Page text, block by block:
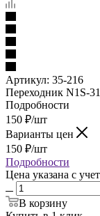
Артикул: 35-216
Переходник N1S-
Подробности
150 ₽/шт
Варианты цен
150 ₽/шт
Подробности
Цена указана с
В корзину